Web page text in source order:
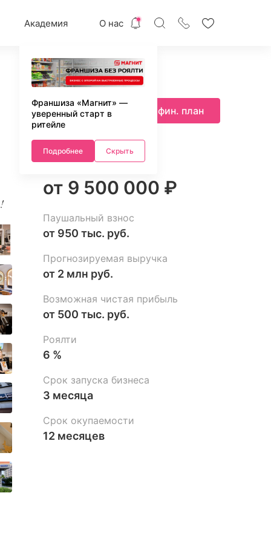
Академия О нас
Франшиза «Магнит» —
уверенный старт в
ритейле
Подробнее Скрыть
Запросить фин. план
от 9 500 000 ₽
Паушальный взнос
от 950 тыс. руб.
Прогнозируемая выручка
от 2 млн руб.
Возможная чистая прибыль
от 500 тыс. руб.
Роялти
6 %
Срок запуска бизнеса
3 месяца
Срок окупаемости
12 месяцев